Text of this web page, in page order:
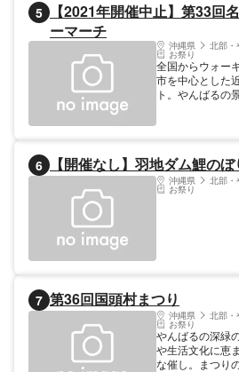
りで名護人（ナ
5
【2021年開催中止】第33回
ーマーチ
沖縄県 北部・
お祭り
全国からウォー
市を中心とした
ト。やんばるの
6 【開催なし】羽地ダム鯉のぼ
沖縄県 北部・
お祭り
7 第36回国頭村まつり
沖縄県 北部・
お祭り
やんばるの深緑
や生活文化に恵
な催し。まつり